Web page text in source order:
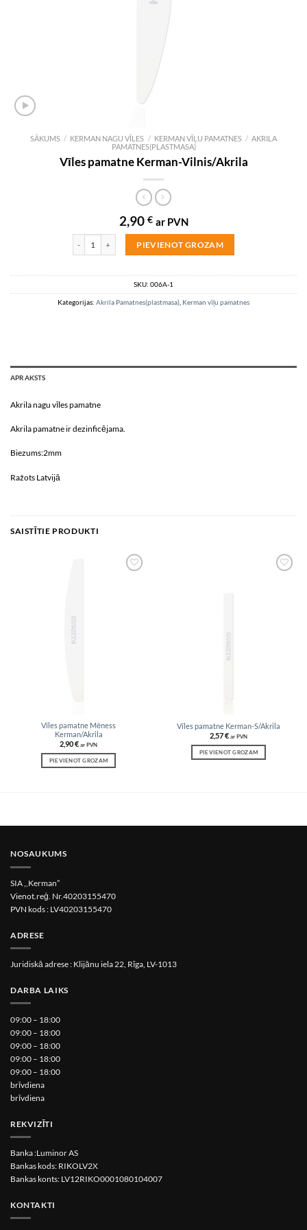
SĀKUMS / KERMAN NAGU VĪLES / KERMAN VĪĻU PAMATNES / AKRILA
PAMATNES(PLASTMASA)
Vīles pamatne Kerman-Vilnis/Akrila
2,90 € ar PVN
PIEVIENOT GROZAM
SKU: 006A-1
Kategorijas: Akrila Pamatnes(plastmasa) Kerman vīļu pamatnes
APRAKSTS
Akrila nagu vīles pamatne
Akrila pamatne ir dezinficējama.
Biezums:2mm
Ražots Latvijā
SAISTĪTIE PRODUKTI
Vīles pamatne Mēness
Kerman/Akrila
2,90€ ar PVN
PIEVIENOT GROZAM
Vīles pamatne Kerman-S/Akrila
2,57€ ar PVN
PIEVIENOT GROZAM
NOSAUKUMS
SIA ,,Kerman”
Vienot.reģ. Nr.40203155470
PVN kods : LV40203155470
ADRESE
Juridiskā adrese : Klijānu iela 22, Rīga, LV-1013
DARBA LAIKS
09:00 – 18:00
09:00 – 18:00
09:00 – 18:00
09:00 – 18:00
09:00 – 18:00
brīvdiena
brīvdiena
REKVIZĪTI
Banka :Luminor AS
Bankas kods: RIKOLV2X
Bankas konts: LV12RIKO0001080104007
KONTAKTI